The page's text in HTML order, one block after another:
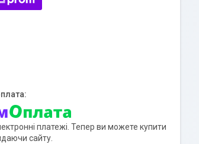
платежі. Тепер ви можете купити
сайту.